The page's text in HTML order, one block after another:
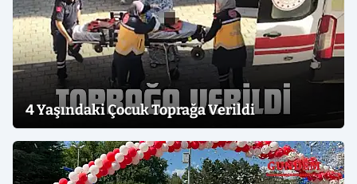
4 Yaşındaki Çocuk Toprağa Verildi